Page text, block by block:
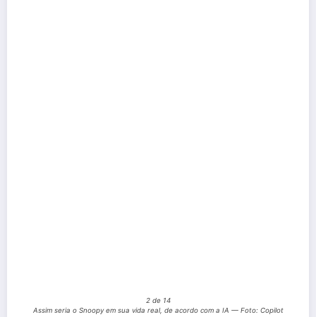
2 de 14
Assim seria o Snoopy em sua vida real, de acordo com a IA — Foto: Copilot